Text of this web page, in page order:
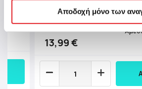
Αποδοχή μόνο των
Κωδ.: Y01-11859-00
13,99 €